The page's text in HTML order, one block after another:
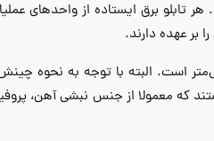
تابلو برق ایستاده از واحدهای
عهده دارند.
برق‌ها دارای حداکثر ارتفاع 210 سانتی‌متر و عرض استاندارد 80 سانتی‌متر است. البته
هستند که معمولا از جنس نبشی آهن،